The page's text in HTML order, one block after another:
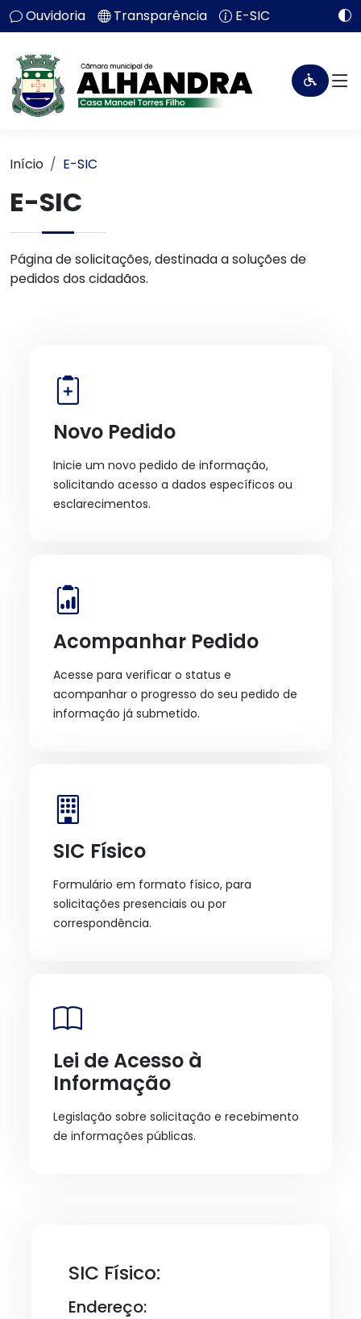
Ouvidoria Transparência E-SIC
Início E-SIC
E-SIC
Página de solicitações, destinada a soluções de
pedidos dos cidadãos.
Novo Pedido
Inicie um novo pedido de informação,
solicitando acesso a dados específicos ou
esclarecimentos.
Acompanhar Pedido
Acesse para verificar o status e
acompanhar o progresso do seu pedido de
informação já submetido.
SIC Físico
Formulário em formato físico, para
solicitações presenciais ou por
correspondência.
Lei de Acesso à
Informação
Legislação sobre solicitação e recebimento
de informações públicas.
SIC Físico:
Endereço: